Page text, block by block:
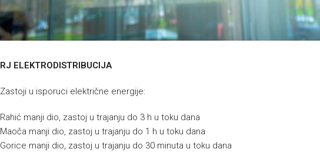
RJ ELEKTRODISTRIBUCIJA
Zastoji u isporuci električne energije:
Rahić manji dio, zastoj u trajanju do 3 h u toku dana
Maoča manji dio, zastoj u trajanju do 1 h u toku dana
Gorice manji dio, zastoj u trajanju do 30 minuta u toku dana